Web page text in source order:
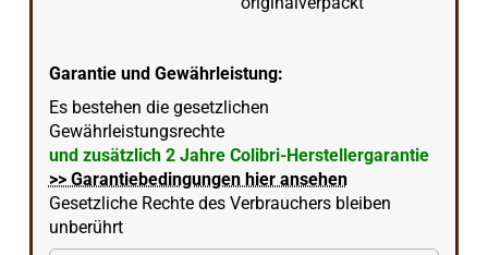
Garantie und Gewährleistung:
Es bestehen die gesetzlichen
Gewährleistungsrechte
und zusätzlich 2 Jahre Colibri-Herstellergarantie
>> Garantiebedingungen hier ansehen
Gesetzliche Rechte des Verbrauchers bleiben
unberührt